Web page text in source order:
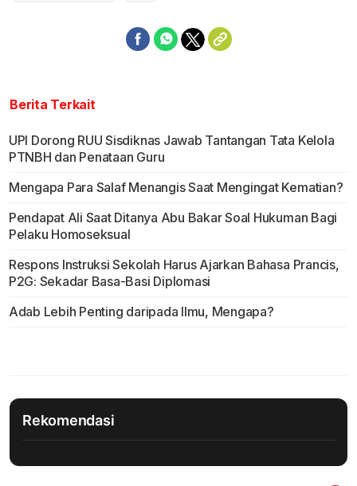
Berita Terkait
UPI Dorong RUU Sisdiknas Jawab Tantangan Tata Kelola
PTNBH dan Penataan Guru
Mengapa Para Salaf Menangis Saat Mengingat Kematian?
Pendapat Ali Saat Ditanya Abu Bakar Soal Hukuman Bagi
Pelaku Homoseksual
Respons Instruksi Sekolah Harus Ajarkan Bahasa Prancis,
P2G: Sekadar Basa-Basi Diplomasi
Adab Lebih Penting daripada Ilmu, Mengapa?
Rekomendasi